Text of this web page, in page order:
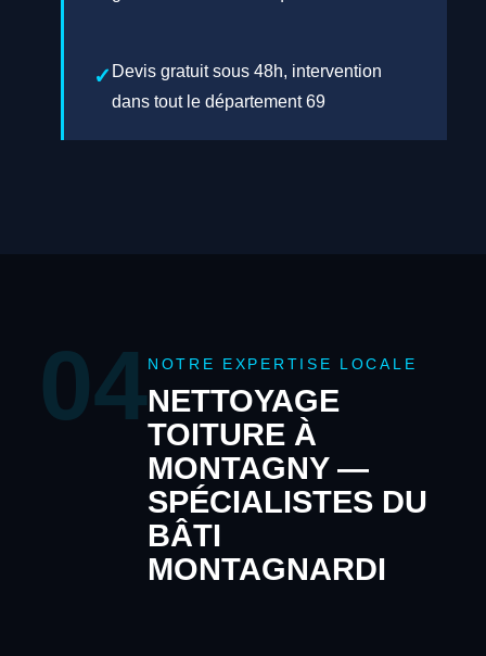
Devis gratuit sous 48h, intervention
dans tout le département 69
04 NOTRE EXPERTISE LOCALE
NETTOYAGE
TOITURE À
MONTAGNY —
SPÉCIALISTES DU
BÂTI
MONTAGNARDI